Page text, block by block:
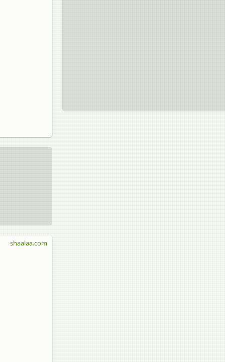
shaalaa.com